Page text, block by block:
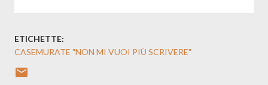
ETICHETTE:
CASEMURATE "NON MI VUOI PIÙ SCRIVERE"